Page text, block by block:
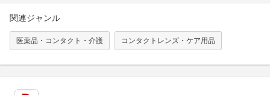
関連ジャンル
医薬品・コンタクト・介護 コンタクトレンズ・ケア用品